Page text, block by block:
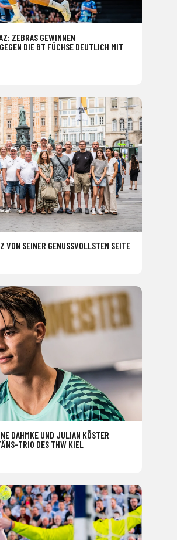
ZEBRAS GEWINNEN
DIE BT FÜCHSE DEUTLICH MIT
VON SEINER GENUSSVOLLSTEN SEITE
DAHMKE UND JULIAN KÖSTER
TRIO DES THW KIEL